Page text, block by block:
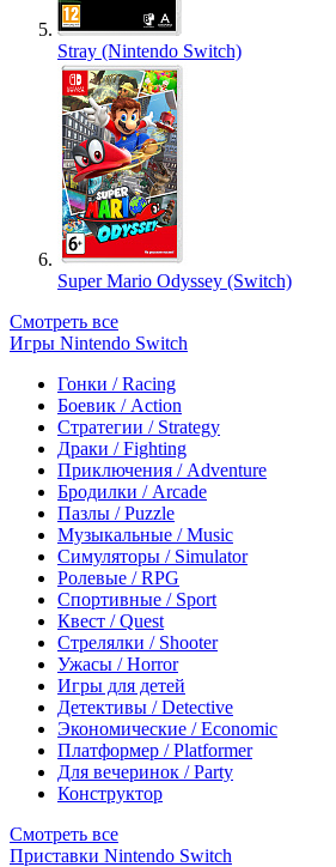
Stray (Nintendo Switch)
Super Mario Odyssey (Switch)
Смотреть все
Игры Nintendo Switch
Гонки / Racing
Боевик / Action
Стратегии / Strategy
Драки / Fighting
Приключения / Adventure
Бродилки / Arcade
Пазлы / Puzzle
Музыкальные / Music
Симуляторы / Simulator
Ролевые / RPG
Спортивные / Sport
Квест / Quest
Стрелялки / Shooter
Ужасы / Horror
Игры для детей
Детективы / Detective
Экономические / Economic
Платформер / Platformer
Для вечеринок / Party
Конструктор
Смотреть все
Приставки Nintendo Switch